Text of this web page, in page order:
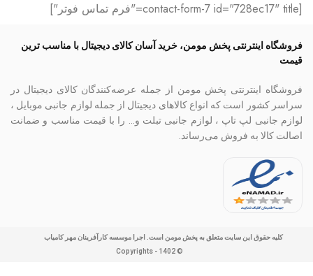
[contact-form-7 id="728ec17" title="فرم تماس فوتر"]
فروشگاه اینترنتی پخش مومن، خرید آسان کالای دیجیتال با مناسب ترین
قیمت
فروشگاه اینترنتی پخش مومن از جمله عرضه‌کنندگان کالای دیجیتال در
سراسر کشور است که انواع کالاهای دیجیتال از جمله لوازم جانبی موبایل ،
لوازم جانبی لپ تاپ ، لوازم جانبی تبلت و… را با قیمت مناسب و ضمانت
اصالت کالا به فروش می‌رساند.
کلیه حقوق این سایت متعلق به پخش مومن است. اجرا موسسه کارآفرینان مهر کامیاب
© Copyrights - 1402